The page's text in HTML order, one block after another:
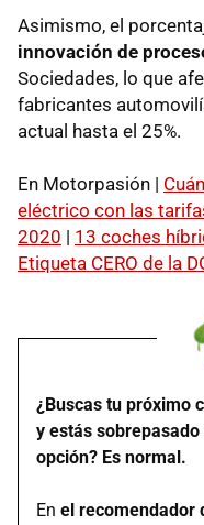
Asimismo, el
innovación de
Sociedades, lo que
fabricantes
actual hasta el 25%.
En Motorpasión |
eléctrico con las
2020 | 13 coches
Etiqueta CERO de la
¿Buscas tu próximo
y estás sobrepasado
opción? Es normal.
En el recomendador